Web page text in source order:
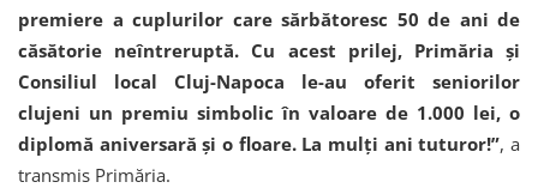
premiere a cuplurilor care sărbătoresc 50 de ani de
căsătorie neîntreruptă. Cu acest prilej, Primăria și
Consiliul local Cluj-Napoca le-au oferit seniorilor
clujeni un premiu simbolic în valoare de 1.000 lei, o
diplomă aniversară și o floare. La mulți ani tuturor!”, a
transmis Primăria.